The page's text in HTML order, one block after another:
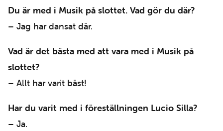
Du är med i Musik på slottet. Vad gör du där?
– Jag har dansat där.
Vad är det bästa med att vara med i Musik på
slottet?
– Allt har varit bäst!
Har du varit med i föreställningen Lucio Silla?
– Ja.